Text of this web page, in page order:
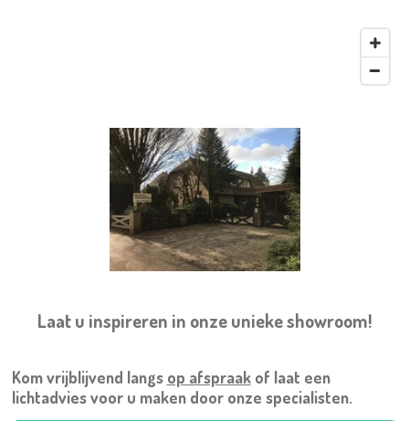
Laat u inspireren in onze unieke showroom!
Kom vrijblijvend langs op afspraakof laat een
lichtadvies voor u maken door onze specialisten.